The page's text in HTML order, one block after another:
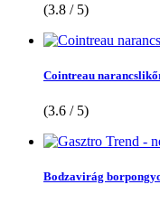
(3.8 / 5)
Cointreau
(3.6 / 5)
Bodzavirág